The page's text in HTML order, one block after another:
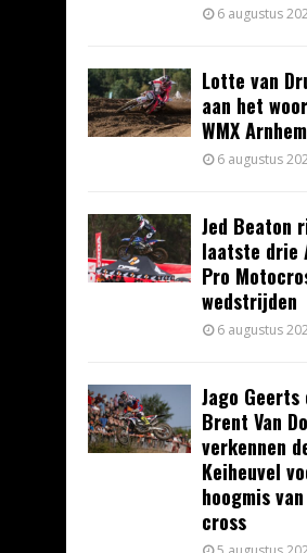
6 augustus
Lotte van
aan het
WMX Arnhem
6 augustus
Jed Beaton
laatste drie
Pro
wedstrijden
6 augustus
Jago Geerts
Brent Van
verkennen
Keiheuvel
hoogmis
cross